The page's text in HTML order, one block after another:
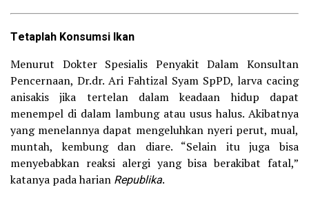
Tetaplah Konsumsi Ikan
Menurut Dokter Spesialis Penyakit Dalam Konsultan
Pencernaan, Dr.dr. Ari Fahtizal Syam SpPD, larva cacing
anisakis jika tertelan dalam keadaan hidup dapat
menempel di dalam lambung atau usus halus. Akibatnya
yang menelannya dapat mengeluhkan nyeri perut, mual,
muntah, kembung dan diare. “Selain itu juga bisa
menyebabkan reaksi alergi yang bisa berakibat fatal,”
katanya pada harian Republika.